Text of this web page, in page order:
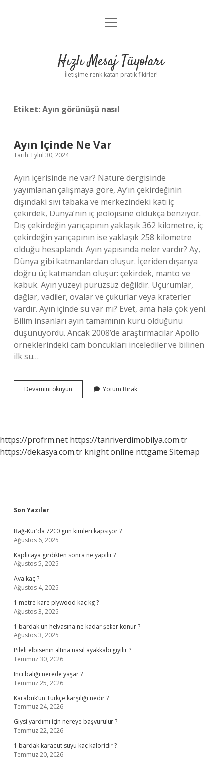
Anasayfa
Yasal Uyarı
menüyü
Hızlı Mesaj Tüyoları
İletişime renk katan pratik fikirler!
Etiket:Ayın görünüşü nasıl
Ayın Içinde Ne Var
Tarih: Eylül 30, 2024
Ayın içerisinde ne var? Nature dergisinde
yayımlanan çalışmaya göre, Ay’ın çekirdeğinin
dışındaki sıvı tabaka ve merkezindeki katı iç
çekirdek, Dünya’nın iç jeolojisine oldukça benziyor.
Dış çekirdeğin yarıçapının yaklaşık 362 kilometre, iç
çekirdeğin yarıçapının ise yaklaşık 258 kilometre
olduğu hesaplandı. Ayın yapısında neler vardır? Ay,
Dünya gibi katmanlardan oluşur. İçeriden dışarıya
doğru üç katmandan oluşur: çekirdek, manto ve
kabuk. Ayın yüzeyi pürüzsüz değildir. Uçurumlar,
dağlar, vadiler, ovalar ve çukurlar veya kraterler
vardır. Ayın içinde su var mı? Evet, ama hala çok yeni.
Bilim insanları ayın tamamının kuru olduğunu
düşünüyordu. Ancak 2008’de araştırmacılar Apollo
örneklerindeki cam boncukları incelediler ve bilinen
ilk su…
Devamını okuyun
Içinde
Yorum Bırak
https://profrm.net https://tanriverdimobilya.com.tr
https://dekasya.com.tr knight online nttgame Sitemap
Sidebar
Son Yazılar
Bağ-Kur’da 7200 gün kimleri kapsıyor ?
Ağustos 6, 2026
Kaplicaya girdikten sonra ne yapılır ?
Ağustos 5, 2026
Ava kaç ?
Ağustos 4, 2026
1 metre kare plywood kaç kg ?
Ağustos 3, 2026
1 bardak un helvasına ne kadar şeker konur ?
Ağustos 3, 2026
Pileli elbisenin altına nasıl ayakkabı giyilir ?
Temmuz 30, 2026
Inci balığı nerede yaşar ?
Temmuz 25, 2026
Karabük’ün Türkçe karşılığı nedir ?
Temmuz 24, 2026
Giysi yardımı için nereye başvurulur ?
Temmuz 22, 2026
1 bardak karadut suyu kaç kaloridir ?
Temmuz 20, 2026